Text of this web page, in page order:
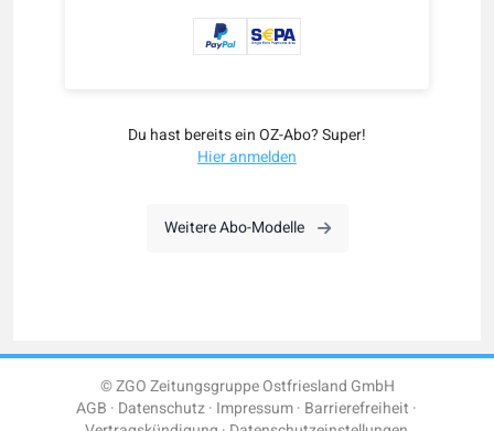
Du hast bereits ein OZ-Abo? Super!
Hier anmelden
Weitere Abo-Modelle
© ZGO Zeitungsgruppe Ostfriesland GmbH
AGB Datenschutz Impressum Barrierefreiheit